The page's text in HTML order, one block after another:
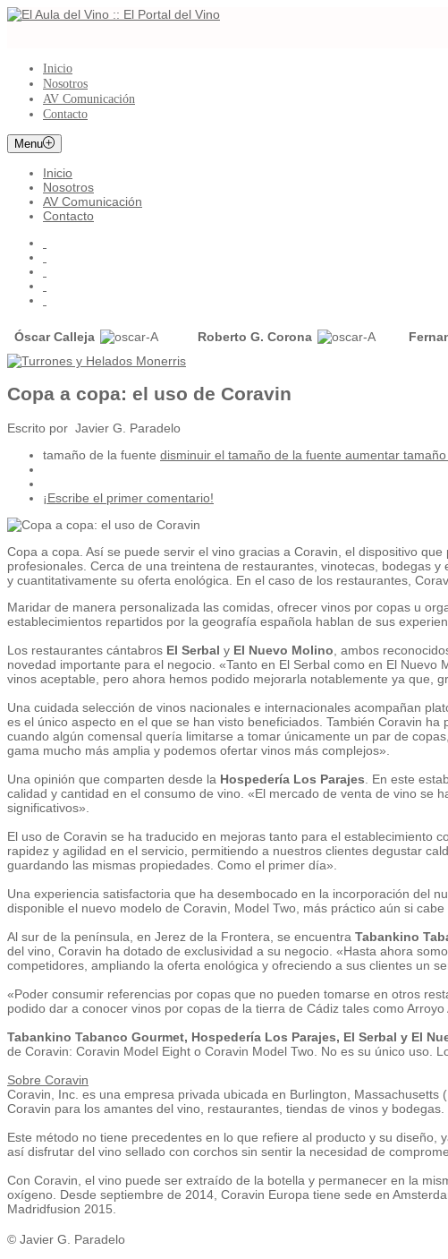
Inicio
Nosotros
AV Comunicación
Contacto
Menu
Inicio
Nosotros
AV Comunicación
Contacto
Óscar Calleja Roberto G. Corona
Copa a copa: el uso de Coravin
Escrito por Javier G. Paradelo
tamaño de la fuente disminuir el tamaño de la fuente aumentar
¡Escribe el primer comentario!
Copa a copa. Así se puede servir el vino gracias a Coravin, el dispositivo
profesionales. Cerca de una treintena de restaurantes, vinotecas, bodegas
y cuantitativamente su oferta enológica. En el caso de los restaurantes,
Maridar de manera personalizada las comidas, ofrecer vinos por copas u
establecimientos repartidos por la geografía española hablan de sus
Los restaurantes cántabros El Serbal y El Nuevo Molino , ambos
novedad importante para el negocio. «Tanto en El Serbal como en El
vinos aceptable, pero ahora hemos podido mejorarla notablemente ya que,
Una cuidada selección de vinos nacionales e internacionales acompañan
es el único aspecto en el que se han visto beneficiados. También Coravin
cuando algún comensal quería limitarse a tomar únicamente un par de
gama mucho más amplia y podemos ofertar vinos más complejos».
Una opinión que comparten desde la Hospedería Los Parajes . En este
calidad y cantidad en el consumo de vino. «El mercado de venta de vino se
significativos».
El uso de Coravin se ha traducido en mejoras tanto para el establecimiento
rapidez y agilidad en el servicio, permitiendo a nuestros clientes degustar
guardando las mismas propiedades. Como el primer día».
Una experiencia satisfactoria que ha desembocado en la incorporación del
disponible el nuevo modelo de Coravin, Model Two, más práctico aún si cabe
Al sur de la península, en Jerez de la Frontera, se encuentra Tabankino
del vino, Coravin ha dotado de exclusividad a su negocio. «Hasta ahora
competidores, ampliando la oferta enológica y ofreciendo a sus clientes un
«Poder consumir referencias por copas que no pueden tomarse en otros
podido dar a conocer vinos por copas de la tierra de Cádiz tales como
Tabankino Tabanco Gourmet, Hospedería Los Parajes, El Serbal y El
de Coravin: Coravin Model Eight o Coravin Model Two. No es su único uso.
Sobre Coravin
Coravin, Inc. es una empresa privada ubicada en Burlington,
Coravin para los amantes del vino, restaurantes, tiendas de vinos y bodegas.
Este método no tiene precedentes en lo que refiere al producto y su
así disfrutar del vino sellado con corchos sin sentir la necesidad de
Con Coravin, el vino puede ser extraído de la botella y permanecer en la
oxígeno. Desde septiembre de 2014, Coravin Europa tiene sede en
Madridfusion 2015.
© Javier G. Paradelo